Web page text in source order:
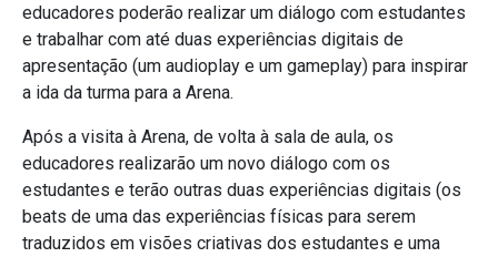
educadores poderão realizar um diálogo com estudantes
e trabalhar com até duas experiências digitais de
apresentação (um audioplay e um gameplay) para inspirar
a ida da turma para a Arena.
Após a visita à Arena, de volta à sala de aula, os
educadores realizarão um novo diálogo com os
estudantes e terão outras duas experiências digitais (os
beats de uma das experiências físicas para serem
traduzidos em visões criativas dos estudantes e uma